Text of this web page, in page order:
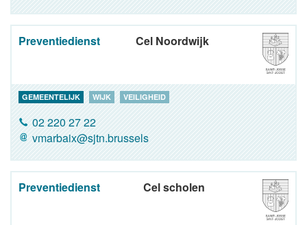
Preventiedienst Cel Noordwijk
GEMEENTELIJK WIJK VEILIGHEID
02 220 27 22
vmarbaix@sjtn.brussels
Preventiedienst Cel scholen